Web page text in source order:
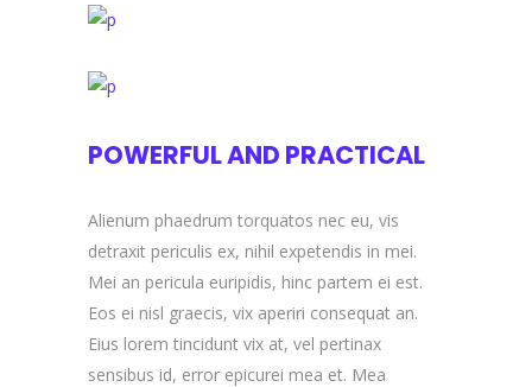
POWERFUL AND PRACTICAL
Alienum phaedrum torquatos nec eu, vis
detraxit periculis ex, nihil expetendis in mei.
Mei an pericula euripidis, hinc partem ei est.
Eos ei nisl graecis, vix aperiri consequat an.
Eius lorem tincidunt vix at, vel pertinax
sensibus id, error epicurei mea et. Mea